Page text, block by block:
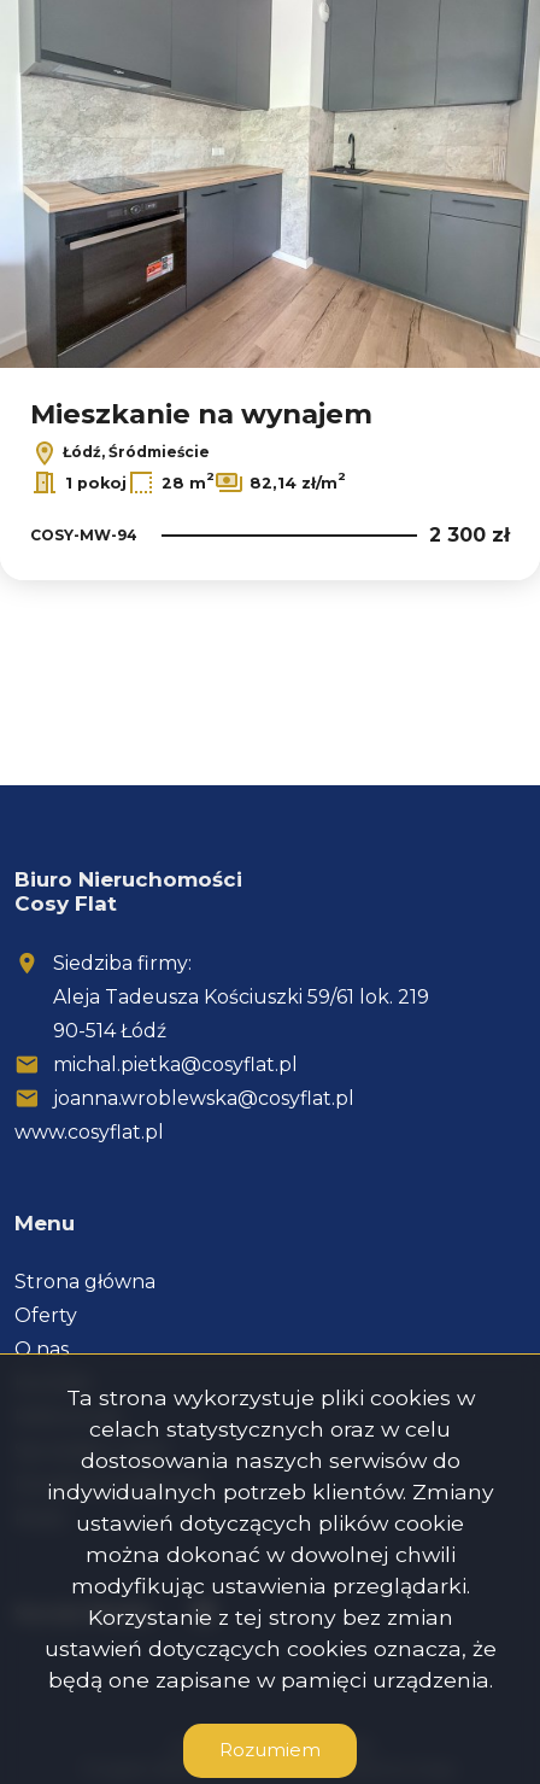
Mieszkanie na wynajem
Łódź, Śródmieście
1 pokoj
28 m2 82,14 zł/m2
COSY-MW-94 2 300 zł
Biuro Nieruchomości
Cosy Flat
Siedziba firmy:
Aleja Tadeusza Kościuszki 59/61 lok. 219
90-514 Łódź
michal.pietka@cosyflat.pl
joanna.wroblewska@cosyflat.pl
www.cosyflat.pl
Menu
Strona główna
Oferty
O nas
Referencje
Sprzedaj z nami
Doradca kredytowy
Social Media Facebook
Cosy Flat Sp. z o.o. © 2026
Program dla biur nieruchomości
Galactica Virgo
Ta strona wykorzystuje pliki cookies w
celach statystycznych oraz w celu
dostosowania naszych serwisów do
indywidualnych potrzeb klientów. Zmiany
ustawień dotyczących plików cookie
można dokonać w dowolnej chwili
modyfikując ustawienia przeglądarki.
Korzystanie z tej strony bez zmian
ustawień dotyczących cookies oznacza, że
będą one zapisane w pamięci urządzenia.
Rozumiem